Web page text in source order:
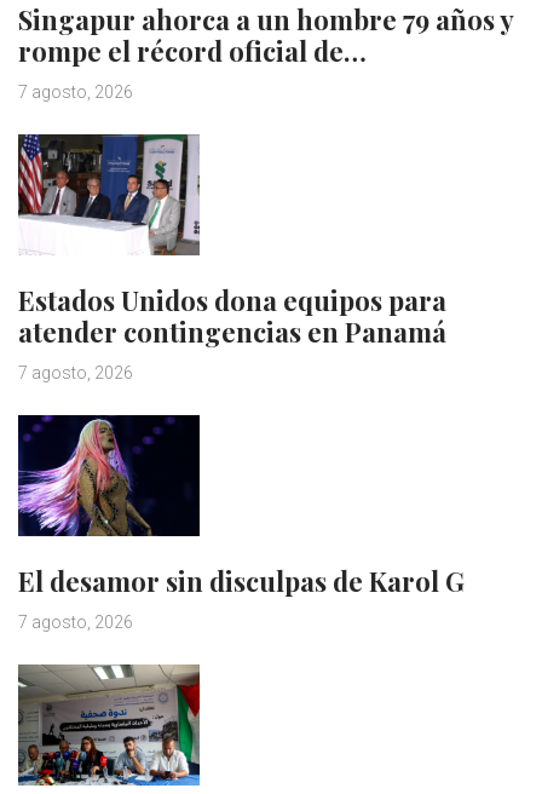
Singapur ahorca a un hombre 79 años y
rompe el récord oficial de…
7 agosto, 2026
Estados Unidos dona equipos para
atender contingencias en Panamá
7 agosto, 2026
El desamor sin disculpas de Karol G
7 agosto, 2026